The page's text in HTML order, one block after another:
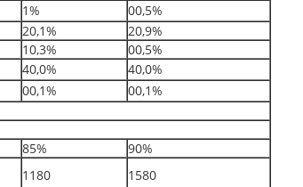
1%
00,5%
20,1%
20,9%
10,3%
00,5%
40,0%
40,0%
00,1%
00,1%
85%
90%
1180
1580